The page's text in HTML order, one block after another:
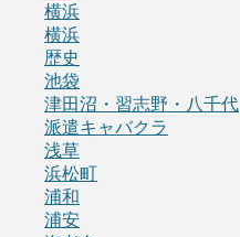
横浜
横浜
歴史
池袋
津田沼・習志野・八千代
派遣キャバクラ
浅草
浜松町
浦和
浦安